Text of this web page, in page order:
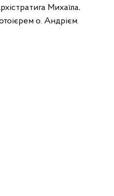
Михаїла,
о. Андрієм.